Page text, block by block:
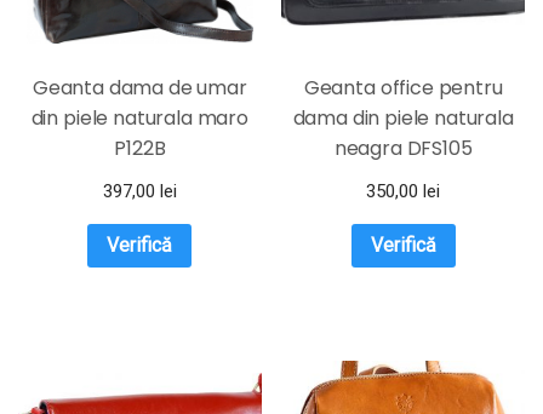
Geanta dama de umar
din piele naturala maro
P122B
397,00 lei
Verifică
Geanta office pentru
dama din piele naturala
neagra DFS105
350,00lei
Verifică